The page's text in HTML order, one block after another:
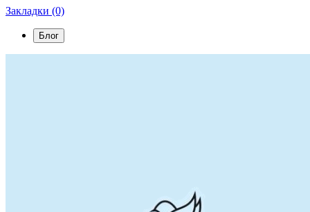
Закладки (0)
Блог